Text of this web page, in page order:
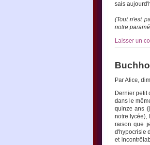
sais
(Tout n'est
notre
Laisser un
Par Alice,
Dernier petit
dans le
quinze ans
notre lycée),
raison que
d'hypocrisie
et